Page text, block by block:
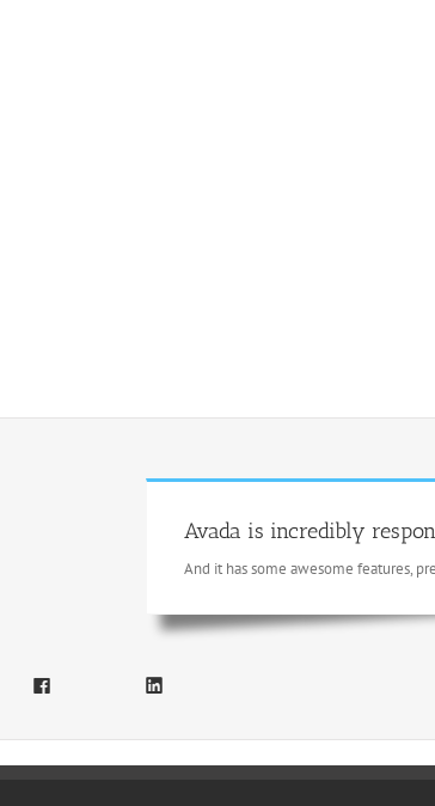
Avada is incredibly
And it has some awesome features,